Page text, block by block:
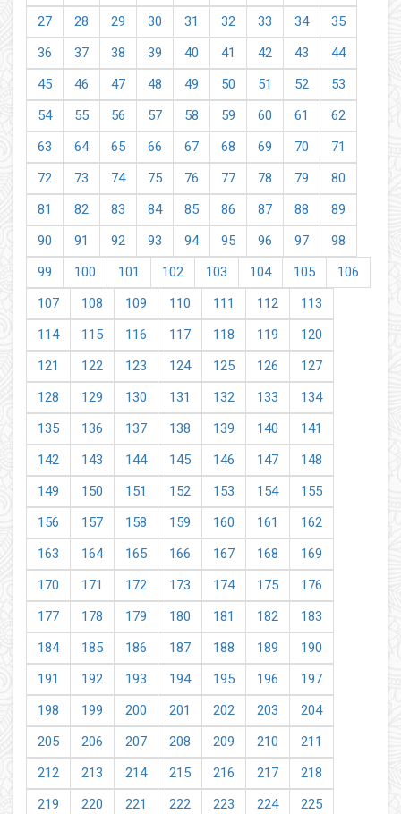
27
28 29 30 31 32 33 34
35
36
37 38 39 40 41 42 43
44
45
46 47 48 49 50 51 52
53
54
55 56 57 58 59 60 61
62
63
64 65 66 67 68 69 70
71
72
73 74 75 76 77 78 79
80
81
82 83 84 85 86 87 88
89
90
91 92 93 94 95 96 97
98
99
100 101 102 103 104 105
106
107
108 109 110 111 112
113
114
115 116 117 118 119
120
121
122 123 124 125 126
127
128
129 130 131 132 133
134
135
136 137 138 139 140
141
142
143 144 145 146 147
148
149
150 151 152 153 154
155
156
157 158 159 160 161
162
163
164 165 166 167 168
169
170
171 172 173 174 175
176
177
178 179 180 181 182
183
184
185 186 187 188 189
190
191
192 193 194 195 196
197
198
199 200 201 202 203
204
205
206 207 208 209 210
211
212
213 214 215 216 217
218
219
220 221 222 223 224 225